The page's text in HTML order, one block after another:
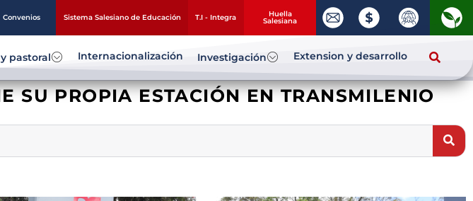
Convenios Sistema Salesiano de Educación T.I - Integra Huella
Salesiana
pastoral Internacionalización Investigación Extension y desarrollo
SU PROPIA ESTACIÓN EN TRANSMILENIO